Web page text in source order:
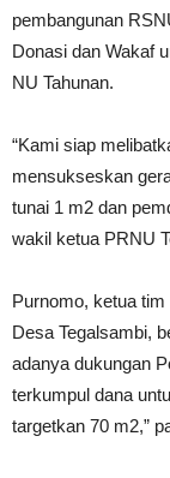
pembangunan
Donasi dan Wakaf
NU Tahunan.
“Kami siap
mensukseskan
tunai 1 m2 dan
wakil ketua PRNU
Purnomo, ketua
Desa Tegalsambi,
adanya dukungan
terkumpul dana
targetkan 70 m2,”